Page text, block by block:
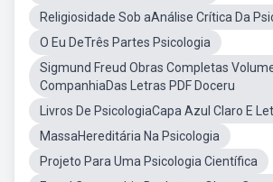
Religiosidade Sob aAnálise Crítica Da
O Eu DeTrês Partes Psicologia
Sigmund Freud Obras Completas
CompanhiaDas Letras PDF Doceru
Livros De PsicologiaCapa Azul Claro E
MassaHereditária Na Psicologia
Projeto Para Uma Psicologia Científica